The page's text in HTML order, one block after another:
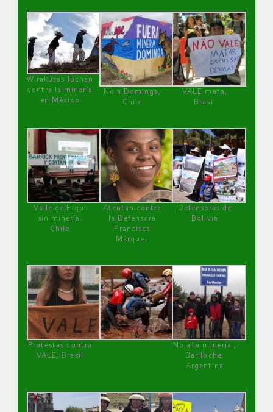
Wirakutas luchan
contra la minería
en México
No a Dominga,
Chile
VALE mata,
Brasil
Valle de Elqui
sin minería.
Chile
Atentan contra
la Defensora
Francisca
Márquez
Defensoras de
Bolivia
Protestas contra
VALE, Brasil
No a la minería ,
Bariloche,
Argentina